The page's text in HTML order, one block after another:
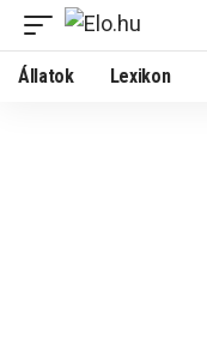
Állatok Lexikon